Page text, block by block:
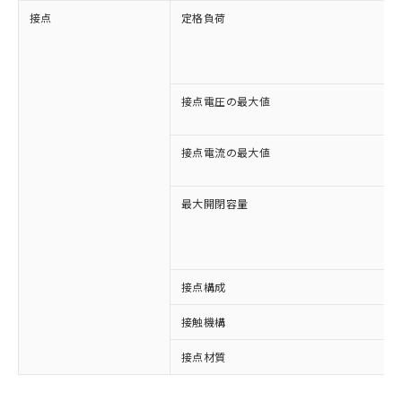
接点 定格負荷
接点電圧の最大値
接点電流の最大値
最大開閉容量
接点構成
接触機構
接点材質
対応済み：EU RoHS指令（10物質）の
非含有に対応した製品が提供可能な商品で